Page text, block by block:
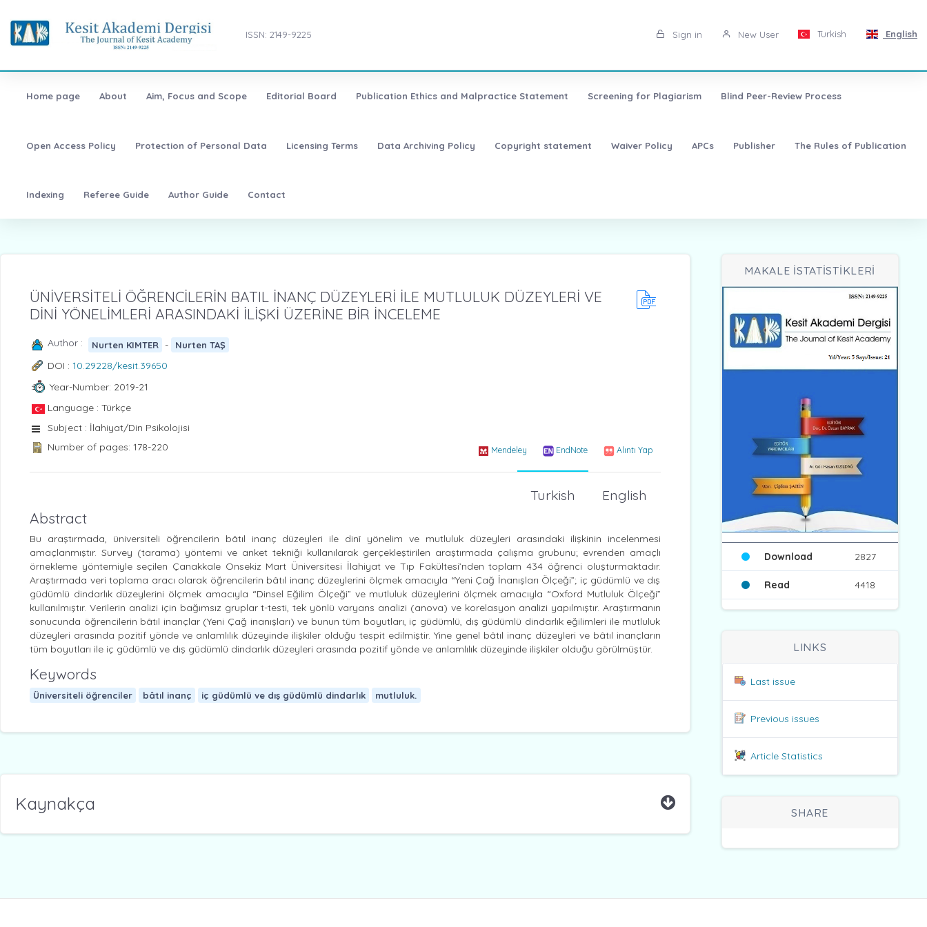
ISSN: 2149-9225 Sign in New User Turkish English
Home page About Aim, Focus and Scope Editorial Board Publication Ethics and Malpractice Statement Screening for Plagiarism Blind Peer-Review Process
Open Access Policy Protection of Personal Data Licensing Terms Data Archiving Policy Copyright statement Waiver Policy APCs Publisher The Rules of Publication
Indexing Referee Guide Author Guide Contact
ÜNİVERSİTELİ ÖĞRENCİLERİN BATIL İNANÇ DÜZEYLERİ İLE MUTLULUK DÜZEYLERİ VE
DİNİ YÖNELİMLERİ ARASINDAKİ İLİŞKİ ÜZERİNE BİR İNCELEME
Author : Nurten KIMTER - Nurten TAŞ
DOI : 10.29228/kesit.39650
Year-Number: 2019-21
Language : Türkçe
Subject : İlahiyat/Din Psikolojisi
Number of pages: 178-220
Mendeley EndNote Alıntı Yap
English
Turkish
Abstract
Bu araştırmada, üniversiteli öğrencilerin bâtıl inanç düzeyleri ile dinî yönelim ve mutluluk düzeyleri arasındaki ilişkinin incelenmesi
amaçlanmıştır. Survey (tarama) yöntemi ve anket tekniği kullanılarak gerçekleştirilen araştırmada çalışma grubunu; evrenden amaçlı
örnekleme yöntemiyle seçilen Çanakkale Onsekiz Mart Üniversitesi İlahiyat ve Tıp Fakültesi’nden toplam 434 öğrenci oluşturmaktadır.
Araştırmada veri toplama aracı olarak öğrencilerin bâtıl inanç düzeylerini ölçmek amacıyla “Yeni Çağ İnanışları Ölçeği”; iç güdümlü ve dış
güdümlü dindarlık düzeylerini ölçmek amacıyla “Dinsel Eğilim Ölçeği” ve mutluluk düzeylerini ölçmek amacıyla “Oxford Mutluluk Ölçeği”
kullanılmıştır. Verilerin analizi için bağımsız gruplar t-testi, tek yönlü varyans analizi (anova) ve korelasyon analizi yapılmıştır. Araştırmanın
sonucunda öğrencilerin bâtıl inançlar (Yeni Çağ inanışları) ve bunun tüm boyutları, iç güdümlü, dış güdümlü dindarlık eğilimleri ile mutluluk
düzeyleri arasında pozitif yönde ve anlamlılık düzeyinde ilişkiler olduğu tespit edilmiştir. Yine genel bâtıl inanç düzeyleri ve bâtıl inançların
tüm boyutları ile iç güdümlü ve dış güdümlü dindarlık düzeyleri arasında pozitif yönde ve anlamlılık düzeyinde ilişkiler olduğu görülmüştür.
Keywords
Üniversiteli öğrenciler bâtıl inanç iç güdümlü ve dış güdümlü dindarlık mutluluk.
Kaynakça
MAKALE İSTATİSTİKLERİ
Download 2827
Read 4418
LINKS
Last issue
Previous issues
Article Statistics
SHARE